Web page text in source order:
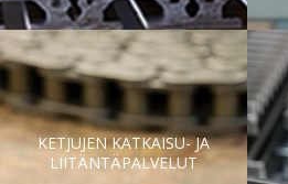
KETJUJEN KATKAISU- JA
LIITÄNTÄPALVELUT